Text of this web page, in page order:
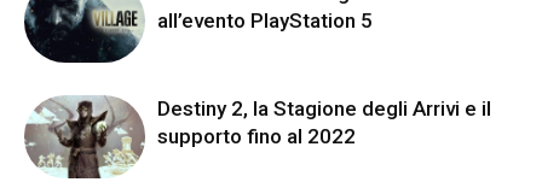
all’evento PlayStation 5
Destiny 2, la Stagione degli Arrivi e il
supporto fino al 2022